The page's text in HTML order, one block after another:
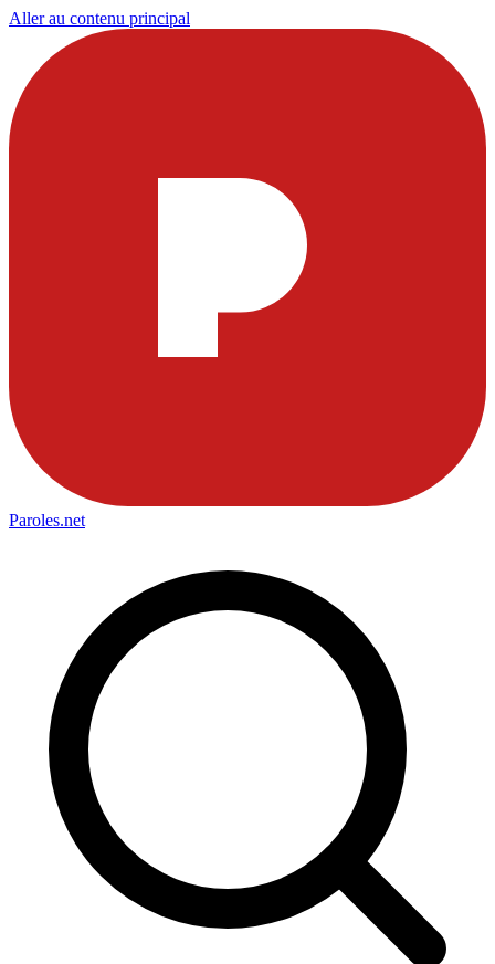
Aller au contenu principal
Paroles.net